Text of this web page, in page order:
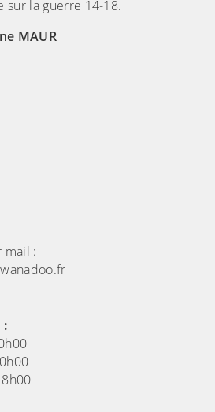
sur la guerre 14-18.
MAUR
mail :
: